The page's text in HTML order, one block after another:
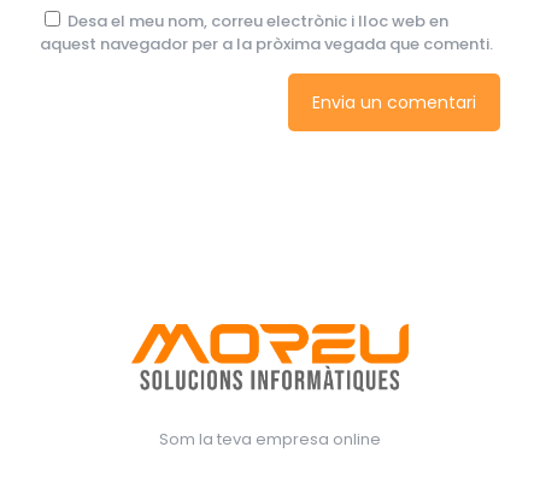
Desa el meu nom, correu electrònic i lloc web en
aquest navegador per a la pròxima vegada que comenti.
Som la teva empresa online